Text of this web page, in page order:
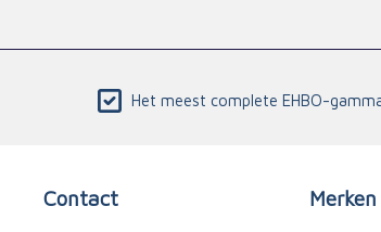
Het meest complete EHBO-
Contact Merken